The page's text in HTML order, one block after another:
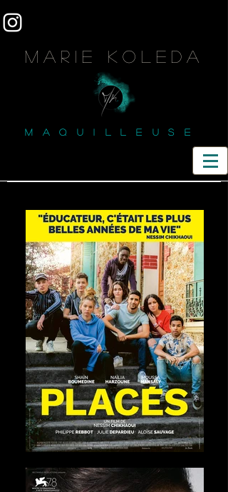
MARIE KOLEDA
MAQUILLEUSE